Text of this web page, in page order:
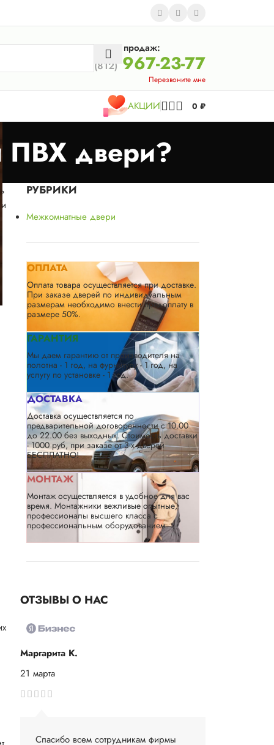
Отдел продаж:
(812) 967-23-77
Перезвоните мне
АКЦИИ 0 ₽
ПВХ двери?
РУБРИКИ
Межкомнатные двери
ОПЛАТА
Оплата товара осуществляется при доставке.
При заказе дверей по индивидуальным
размерам необходимо внести предоплату в
размере 50%.
ГАРАНТИЯ
Мы даем гарантию от производителя на
полотна - 1 год, на фурнитуру - 1 год, на
услугу по установке - 1 год.
ДОСТАВКА
Доставка осуществляется по
предварительной договоренности с 10.00
до 22.00 без выходных. Стоимость доставки
- 1000 руб, при заказе от 3-х дверей
БЕСПЛАТНО!
МОНТАЖ
Монтаж осуществляется в удобное для вас
время. Монтажники вежливые опытные,
профессионалы высшего класса с
профессиональным оборудованием.
ОТЗЫВЫ О НАС
Маргарита К.
21 марта
Спасибо всем сотрудникам фирмы